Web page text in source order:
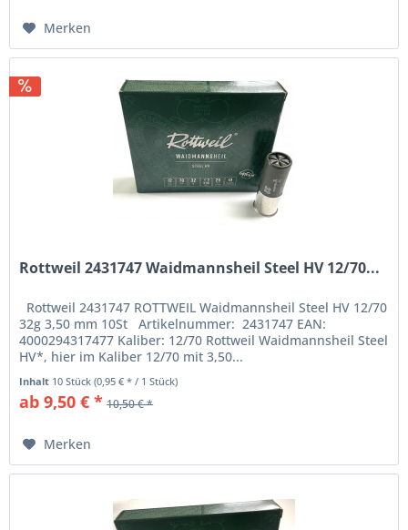
Merken
Rottweil 2431747 Waidmannsheil Steel HV 12/70...
Rottweil 2431747 ROTTWEIL Waidmannsheil Steel HV 12/70
32g 3,50 mm 10St Artikelnummer: 2431747 EAN:
4000294317477 Kaliber: 12/70 Rottweil Waidmannsheil Steel
HV*, hier im Kaliber 12/70 mit 3,50...
Inhalt 10 Stück(0,95 € * / 1 Stück)
ab 9,50 € * 10,50 € *
Merken